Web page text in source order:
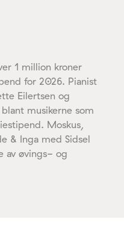
1 million kroner
for 2026. Pianist
Eilertsen og
musikerne som
Moskus,
& Inga med Sidsel
av øvings- og